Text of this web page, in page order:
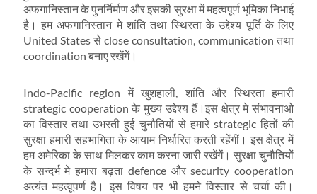
अफगानिस्तान के पुनर्निर्माण और इसकी सुरक्षा में महत्वपूर्ण भूमिका निभाई
है। हम अफगानिस्तान मे शांति तथा स्थिरता के उद्देश्य पूर्ति के लिए
United States से close consultation, communication तथा
coordination बनाए रखेंगें।
Indo-Pacific region में खुशहाली, शांति और स्थिरता हमारी
strategic cooperation के मुख्य उद्देश्य हैं।इस क्षेत्र मे संभावनाओ
का विस्तार तथा उभरती हुई चुनौतियों से हमारे strategic हितों की
सुरक्षा हमारी सहभागिता के आयाम निर्धारित करती रहेंगीं। इस क्षेत्र में
हम अमेरिका के साथ मिलकर काम करना जारी रखेंगें। सुरक्षा चुनौतियों
के सन्दर्भ मे हमारा बढ़ता defence और security cooperation
अत्यंत महत्वूपर्ण है। इस विषय पर भी हमने विस्तार से चर्चा की।